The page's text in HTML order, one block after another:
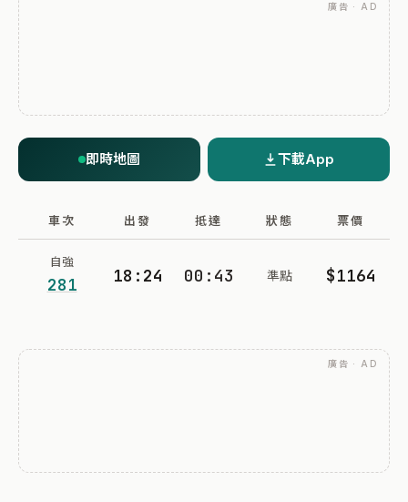
廣告 · AD
即時地圖 下載App
車次 出發 抵達 狀態 票價
自強
281 18:24 00:43 準點 $1164
廣告 · AD